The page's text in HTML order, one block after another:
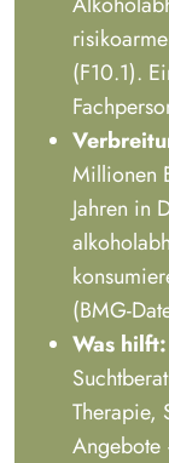
(F10.1).
Millionen
Jahren in
(BMG-
Was hilft:
Therapie,
Angebote